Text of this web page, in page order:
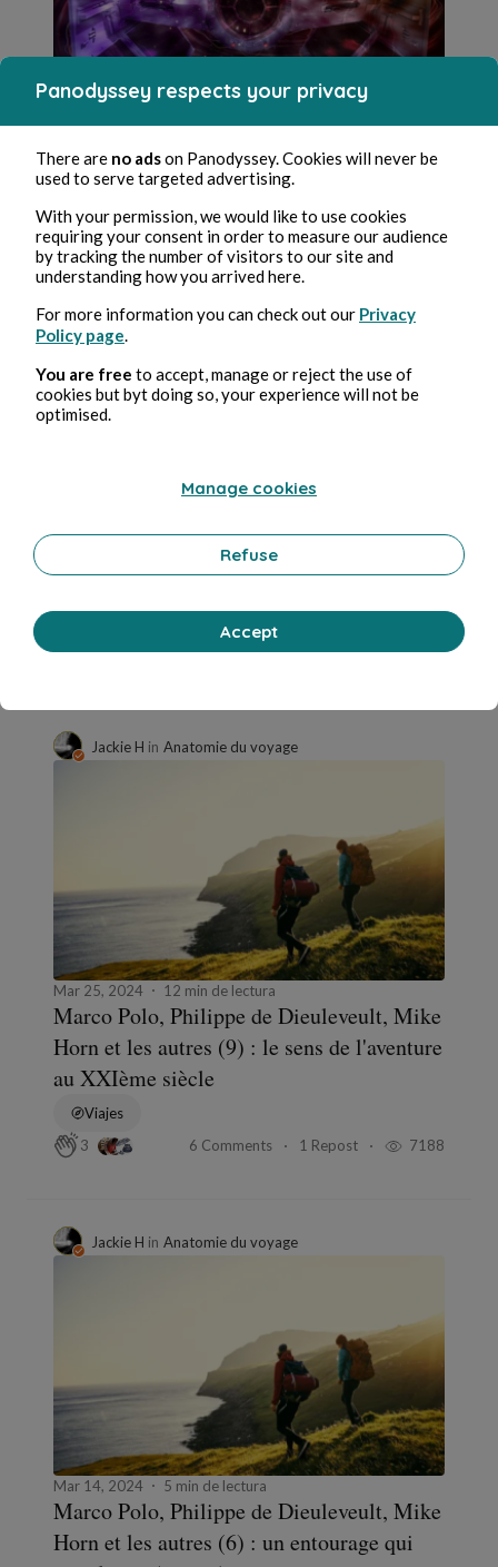
Jul 17, 2024 4 min de lectura
La guerre des étoiles
Family
1
0 Comment 0 Repost
Jackie Hin Pourquoi je ne crois pas au gucou
9 min de lectura
Pour qu'un complot réussisse
3
3 Comments 1 Repost 1527
Jackie H in Anatomie du voyage
Mar 25, 2024 12 min de lectura
Marco Polo, Philippe de Dieuleveult, Mike
Horn et les autres (9) : le sens de l'aventure
au XXIème siècle
Viajes
3
6 Comments 1 Repost 7188
Jackie H in Anatomie du voyage
Mar 14, 2024 5 min de lectura
Marco Polo, Philippe de Dieuleveult, Mike
Horn et les autres (6) : un entourage qui
Panodyssey respects your privacy
There are no adson Panodyssey. Cookies will never be
used to serve targeted advertising.
With your permission, we would like to use cookies
requiring your consent in order to measure our audience
by tracking the number of visitors to our site and
understanding how you arrived here.
For more information you can check out our Privacy
Policy page
You are free to accept, manage or reject the use of
cookies but byt doing so, your experience will not be
optimised.
Manage cookies
Refuse
Accept